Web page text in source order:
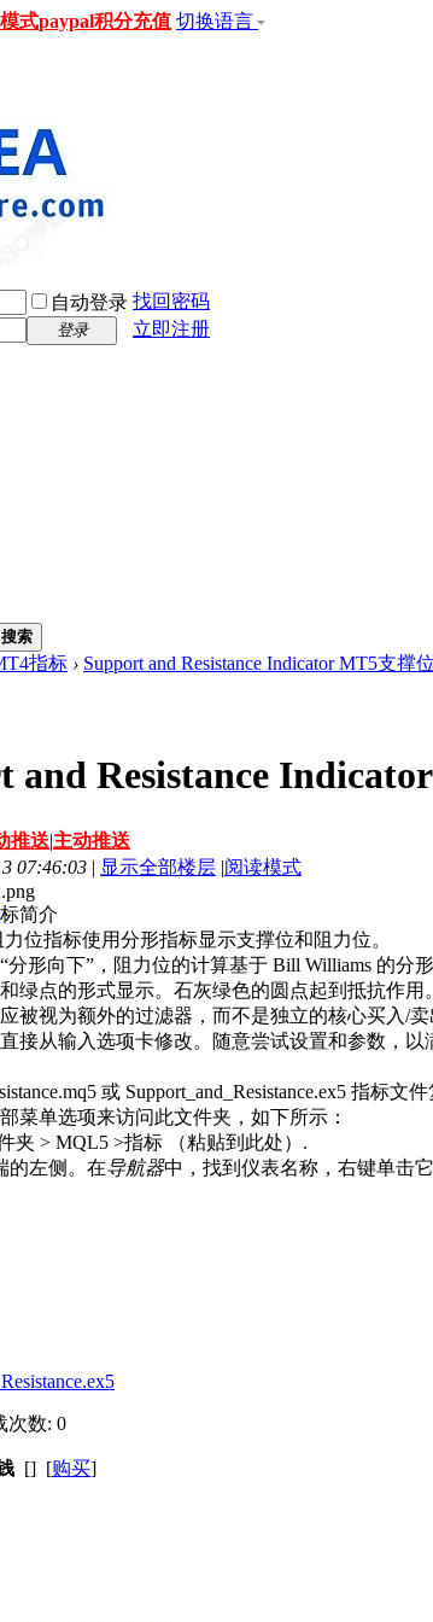
式paypal积分充值 切换语言
自动登录 找回密码
登录 立即注册
搜索
指标 › Support and Resistance Indicator MT5支撑
and Resistance
推送|主动推送
07:46:03 | 显示全部楼层 |阅读模式
标简介
位指标使用分形指标显示支撑位和阻力位。
形向下”，阻力位的计算基于 Bill Williams 的分形
绿点的形式显示。石灰绿色的圆点起到抵抗作
被视为额外的过滤器，而不是独立的核心买入/卖
接从输入选项卡修改。随意尝试设置和参数，以
或 Support_and_Resistance.ex5 指标
菜单选项来访问此文件夹，如下所示：
夹 > MQL5 >指标 （粘贴到此处）.
的左侧。在导航器中，找到仪表名称，右键单击
次数: 0
[] [购买]